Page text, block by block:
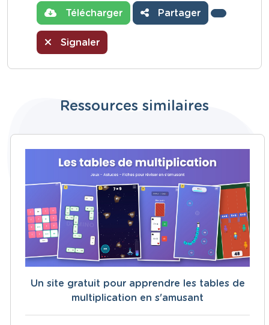
Télécharger Partager
Signaler
Ressources similaires
Un site gratuit pour apprendre les tables de
multiplication en s'amusant